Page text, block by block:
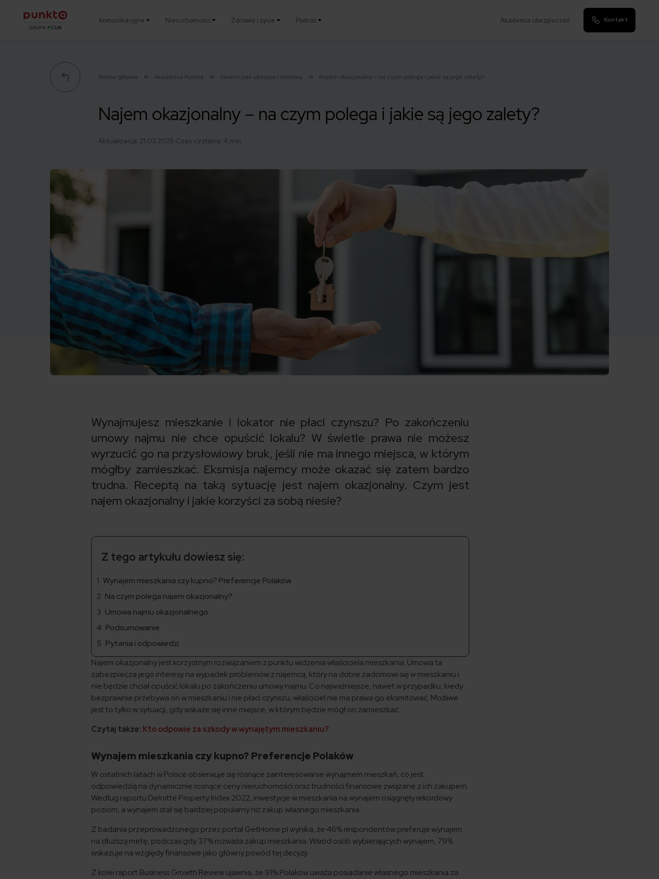
Komunikacyjne Nieruchomości Zdrowie i życie Podróż Akademia ubezpieczeń Kontakt
Strona główna Akademia Punkta Słowniczek ubezpieczeniowy Najem okazjonalny – na czym polega i jakie są jego zalety?
Najem okazjonalny – na czym polega i jakie są jego zalety?
Aktualizacja: 21.03.2025 Czas czytania: 4 min
Wynajmujesz mieszkanie i lokator nie płaci czynszu? Po zakończeniu
umowy najmu nie chce opuścić lokalu? W świetle prawa nie możesz
wyrzucić go na przysłowiowy bruk, jeśli nie ma innego miejsca, w którym
mógłby zamieszkać. Eksmisja najemcy może okazać się zatem bardzo
trudna. Receptą na taką sytuację jest najem okazjonalny. Czym jest
najem okazjonalny i jakie korzyści za sobą niesie?
Z tego artykułu dowiesz się:
Wynajem mieszkania czy kupno? Preferencje Polaków
Na czym polega najem okazjonalny?
Umowa najmu okazjonalnego
Podsumowanie
Pytania i odpowiedzi
Najem okazjonalny jest korzystnym rozwiązaniem z punktu widzenia właściciela mieszkania. Umowa ta
zabezpiecza jego interesy na wypadek problemów z najemcą, który na dobre zadomowi się w mieszkaniu i
nie będzie chciał opuścić lokalu po zakończeniu umowy najmu. Co najważniejsze, nawet w przypadku, kiedy
bezprawnie przebywa on w mieszkaniu i nie płaci czynszu, właściciel nie ma prawa go eksmitować. Możliwe
jest to tylko w sytuacji, gdy wskaże się inne miejsce, w którym będzie mógł on zamieszkać.
Czytaj także: Kto odpowie za szkody w wynajętym mieszkaniu?
Wynajem mieszkania czy kupno? Preferencje Polaków
W ostatnich latach w Polsce obserwuje się rosnące zainteresowanie wynajmem mieszkań, co jest
odpowiedzią na dynamicznie rosnące ceny nieruchomości oraz trudności finansowe związane z ich zakupem.
Według raportu Deloitte Property Index 2022, inwestycje w mieszkania na wynajem osiągnęły rekordowy
poziom, a wynajem stał się bardziej popularny niż zakup własnego mieszkania. ​
Z badania przeprowadzonego przez portal GetHome.pl wynika, że 46% respondentów preferuje wynajem
na dłuższą metę, podczas gdy 37% rozważa zakup mieszkania. Wśród osób wybierających wynajem, 79%
wskazuje na względy finansowe jako główny powód tej decyzji. ​
Z kolei raport Business Growth Review ujawnia, że 91% Polaków uważa posiadanie własnego mieszkania za